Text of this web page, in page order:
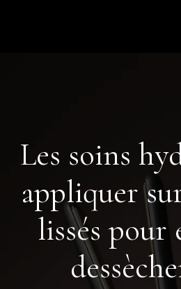
Les soins
appliquer
lissés pour